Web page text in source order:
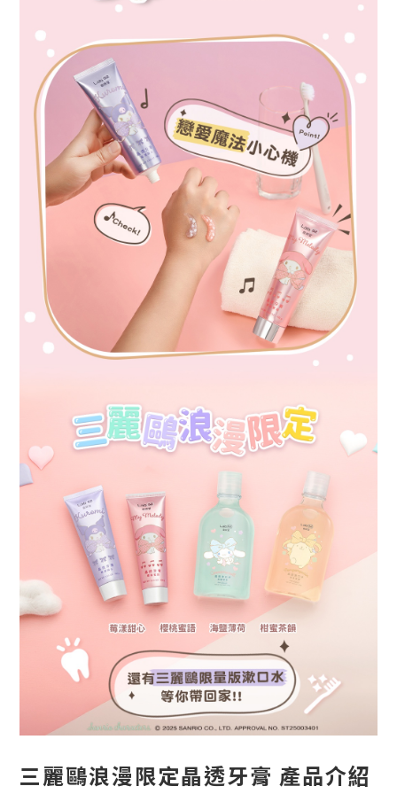
三麗鷗浪漫限定晶透牙膏 產品介紹